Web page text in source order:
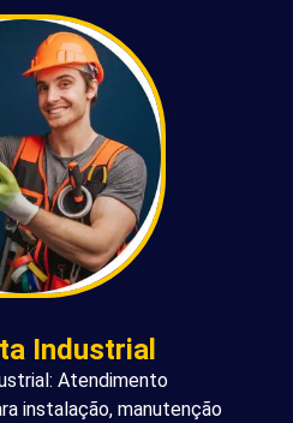
Industrial
Atendimento
instalação, manutenção